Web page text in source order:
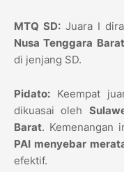
MTQ SD: Juara I
Nusa Tenggara
di jenjang SD.
Pidato: Keempat
dikuasai oleh
Barat. Kemenangan
PAI menyebar
efektif.